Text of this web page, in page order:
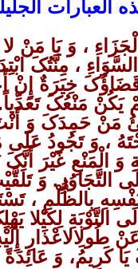
العبارات
، وَ یَا مَنْ
، مِنَّتُکَ
خِیَرَةٌ
یَکُنْ مَنْعُکَ
مَنْ حَمِدَکَ وَ
، وَ تَجُودُ عَلَى
وَ الْمَنْعِ غَیْرَ
التَّجَاوُزِ. وَ
بِالظُّلْمِ ،
التَّوْبَةِ لِکَیْلا
طُولِالاعْذَارِ
کَرِیمُ، وَ